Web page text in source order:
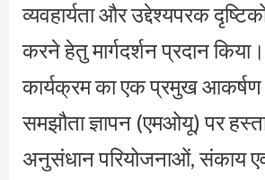
व्यवहार्यता और उद्देश्यपरक
करने हेतु मार्गदर्शन प्रदान किया।
कार्यक्रम का एक प्रमुख आकर्षण
समझौता ज्ञापन (एमओयू) पर
अनुसंधान परियोजनाओं, संकाय